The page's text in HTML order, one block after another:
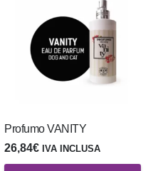
Profumo VANITY
26,84€ IVA INCLUSA